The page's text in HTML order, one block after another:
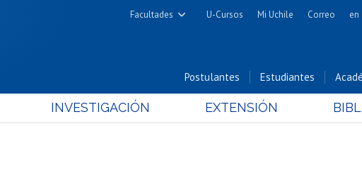
Facultades
Cs. Físicas y Matemáticas
Cs.
Cs. Químicas y Farmacéuticas
Cs.
U-Cursos Mi Uchile Correo en
Postulantes Estudiantes
INVESTIGACIÓN EXTENSIÓN